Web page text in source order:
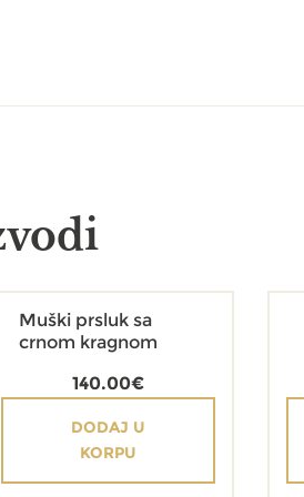
Muški prsluk sa
crnom kragnom
140.00€
DODAJ U
KORPU